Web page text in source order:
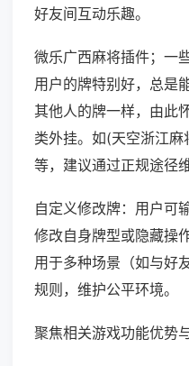
好友间互动乐趣。
微乐广西麻将插件；一
用户的牌特别好，总是
其他人的牌一样，由此
类外挂。如(天空浙江
等，建议通过正规途径
自定义修改牌：用户可
修改自身牌型或隐藏操
用于多种场景（如与好
规则，维护公平环境。
聚焦相关游戏功能优势